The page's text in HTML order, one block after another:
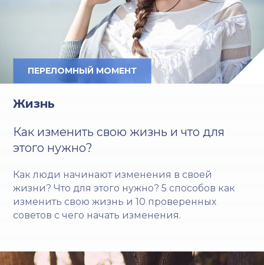
ПЕРЕЛОМНЫЙ МОМЕНТ
Жизнь
Как изменить свою жизнь и что для
этого нужно?
Как люди начинают изменения в своей
жизни? Что для этого нужно? 5 способов как
изменить свою жизнь и 10 проверенных
советов с чего начать изменения.